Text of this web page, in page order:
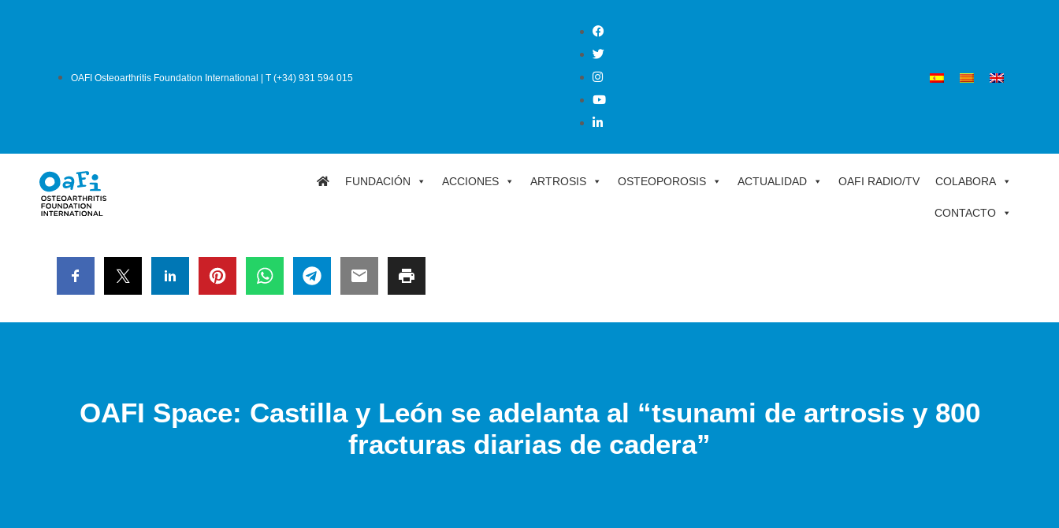
OAFI Osteoarthritis Foundation International | T (+34) 931 594 015
FUNDACIÓN ACCIONES ARTROSIS OSTEOPOROSIS ACTUALIDAD OAFI RADIO/TV COLABORA
CONTACTO
OAFI Space: Castilla y León se adelanta al “tsunami de artrosis y 800
fracturas diarias de cadera”